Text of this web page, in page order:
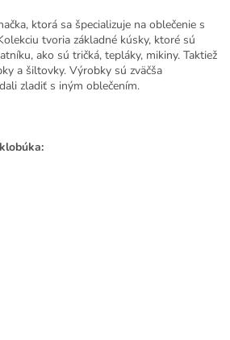
ktorá sa špecializuje na oblečenie s
tvoria základné kúsky, ktoré sú
ako sú tričká, tepláky, mikiny. Taktiež
a šiltovky. Výrobky sú zväčša
zladiť s iným oblečením.